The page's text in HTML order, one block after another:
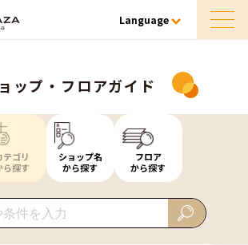
Language
ップ・フロアガイド
テゴリ
ら探す
ショップ名
から探す
フロア
から探す